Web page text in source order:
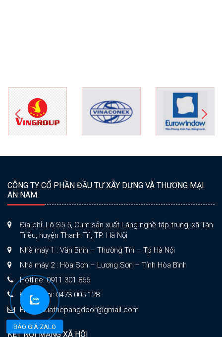
CÔNG TY CỔ PHẦN ĐẦU TƯ XÂY DỰNG VÀ THƯƠNG MẠI
AN NAM
Địa chỉ: Lô S5-5, Cụm sản xuất Làng nghề tập trung, xã Tân
Triều, huyện Thanh Trì, TP. Hà Nội
Nhà máy 1 : Văn Bình – Thường Tín – Tp Hà Nội
Nhà máy 2 : Hòa Sơn – Lương Sơn – Tỉnh Hòa Bình
Hotline: 0911 301 866
Điện thoại: 0473 005 128
Email: cuathepangdoor@gmail.com
KẾT NỐI MẠNG XÃ HỘI
BÁO GIÁ ZALO